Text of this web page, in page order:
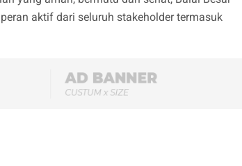
aktif dari seluruh stakeholder termasuk